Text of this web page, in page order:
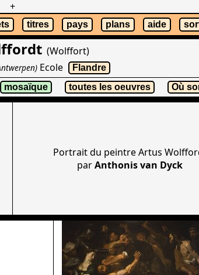
+
titres pays plans aide
(Wolffort)
Ecole Flandre
mosaïque toutes les oeuvres Où
Portrait du peintre Artus
parAnthonis van Dyck